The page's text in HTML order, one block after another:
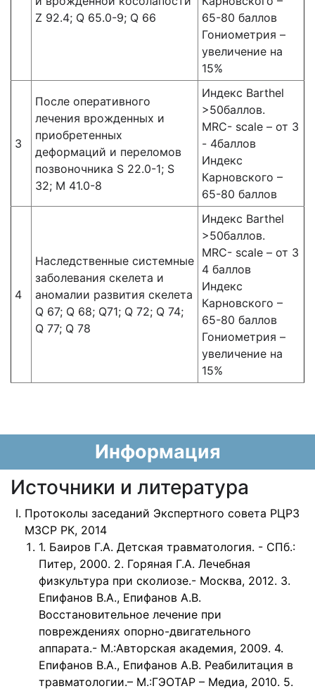
Z 92.4; Q 65.0-9; Q 66
65-80 баллов
Гониометрия –
увеличение на
15%
3
После оперативного
лечения врожденных и
приобретенных
деформаций и переломов
позвоночника S 22.0-1; S
32; M 41.0-8
Индекс Barthel
>50баллов.
MRC- scale – от 3
- 4баллов
Индекс
Карновского –
65-80 баллов
4
Наследственные системные
заболевания скелета и
аномалии развития скелета
Q 67; Q 68; Q71; Q 72; Q 74;
Q 77; Q 78
Индекс Barthel
>50баллов.
MRC- scale – от 3
4 баллов
Индекс
Карновского –
65-80 баллов
Гониометрия –
увеличение на
15%
Информация
Источники и литература
Протоколы заседаний Экспертного совета РЦРЗ
МЗСР РК, 2014
1. Баиров Г.А. Детская травматология. - СПб.:
Питер, 2000. 2. Горяная Г.А. Лечебная
физкультура при сколиозе.- Москва, 2012. 3.
Епифанов В.А., Епифанов А.В.
Восстановительное лечение при
повреждениях опорно-двигательного
аппарата.- М.:Авторская академия, 2009. 4.
Епифанов В.А., Епифанов А.В. Реабилитация в
травматологии.– М.:ГЭОТАР – Медиа, 2010. 5.